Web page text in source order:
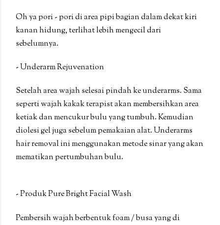
Oh ya pori - pori di area pipi bagian dalam dekat kiri
kanan hidung, terlihat lebih mengecil dari
sebelumnya.
- Underarm Rejuvenation
Setelah area wajah selesai pindah ke underarms. Sama
seperti wajah kakak terapist akan membersihkan area
ketiak dan mencukur bulu yang tumbuh. Kemudian
diolesi gel juga sebelum pemakaian alat. Underarms
hair removal ini menggunakan metode sinar yang akan
mematikan pertumbuhan bulu.
- Produk Pure Bright Facial Wash
Pembersih wajah berbentuk foam / busa yang di